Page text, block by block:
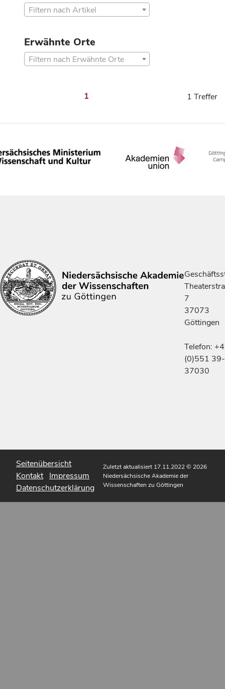
Filtern nach Artikel
Erwähnte Orte
Filtern nach Erwähnte Orte
1 1 Treffer
7
37073
Göttingen
Telefon:
(0)551 39-
37030
Seitenübersicht
Kontakt Impressum
Datenschutzerklärung
Zuletzt aktualisiert 17.11.2022© 2026
Niedersächsische Akademie der
Wissenschaften zu Göttingen